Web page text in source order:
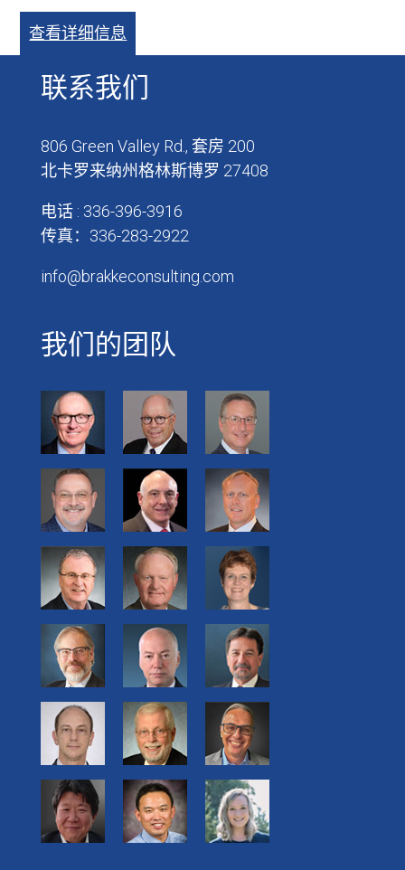
查看详细信息
联系我们
806 Green Valley Rd., 套房 200
北卡罗来纳州格林斯博罗 27408
电话 : 336-396-3916
传真：336-283-2922
info@brakkeconsulting.com
我们的团队